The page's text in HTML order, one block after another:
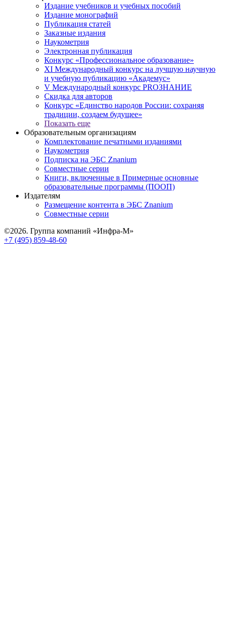
Издание учебников и учебных пособий
Издание монографий
Публикация статей
Заказные издания
Наукометрия
Электронная публикация
Конкурс «Профессиональное образование»
XI Международный конкурс на лучшую научную
и учебную публикацию «Академус»
V Международный конкурс PROЗНАНИЕ
Скидка для авторов
Конкурс «Единство народов России: сохраняя
традиции, создаем будущее»
Показать еще
Образовательным организациям
Комплектование печатными изданиями
Наукометрия
Подписка на ЭБС Znanium
Совместные серии
Книги, включенные в Примерные основные
образовательные программы (ПООП)
Издателям
Размещение контента в ЭБС Znanium
Совместные серии
©2026. Группа компаний «Инфра-М»
+7 (495) 859-48-60